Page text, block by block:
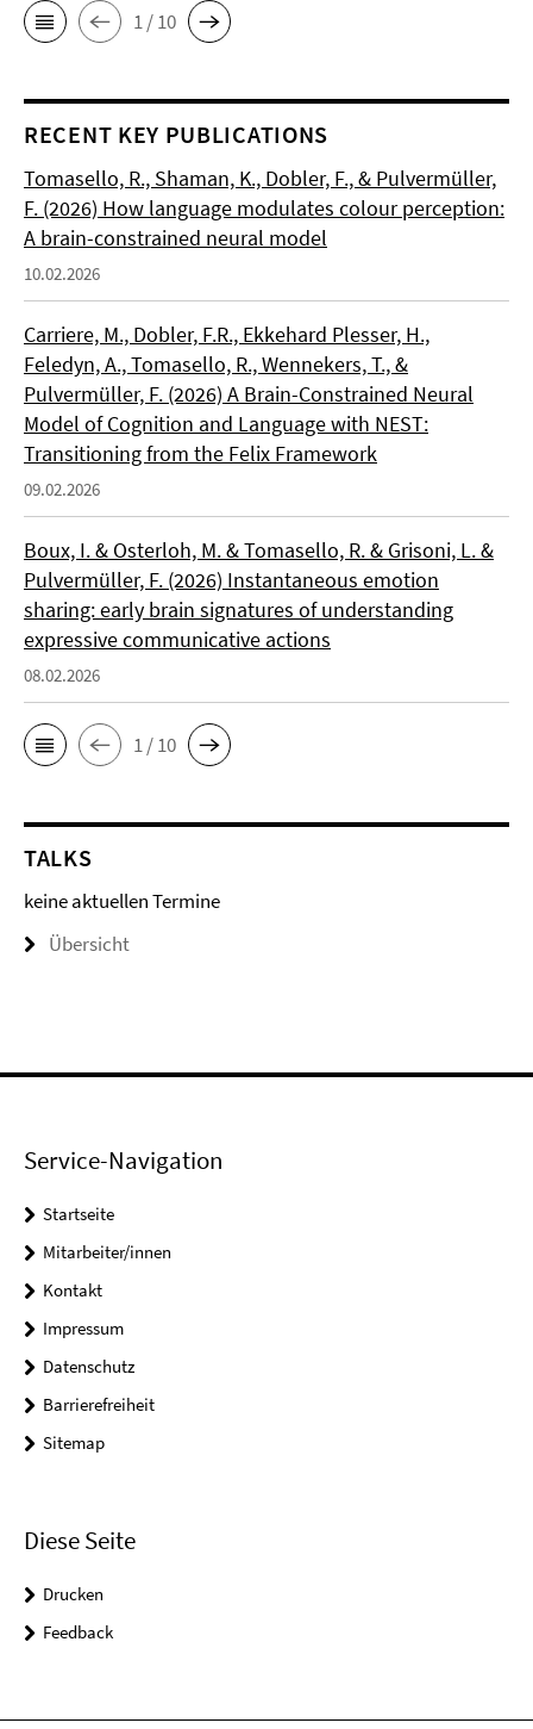
1 / 10
RECENT KEY PUBLICATIONS
Tomasello, R., Shaman, K., Dobler, F., & Pulvermüller,
F. (2026) How language modulates colour perception:
A brain-constrained neural model
10.02.2026
Carriere, M., Dobler, F.R., Ekkehard Plesser, H.,
Feledyn, A., Tomasello, R., Wennekers, T., &
Pulvermüller, F. (2026) A Brain-Constrained Neural
Model of Cognition and Language with NEST:
Transitioning from the Felix Framework
09.02.2026
Boux, I. & Osterloh, M. & Tomasello, R. & Grisoni, L. &
Pulvermüller, F. (2026) Instantaneous emotion
sharing: early brain signatures of understanding
expressive communicative actions
08.02.2026
1 / 10
TALKS
keine aktuellen Termine
Übersicht
Service-Navigation
Startseite
Mitarbeiter/innen
Kontakt
Impressum
Datenschutz
Barrierefreiheit
Sitemap
Diese Seite
Drucken
Feedback